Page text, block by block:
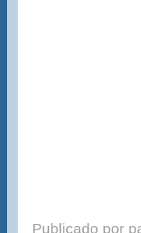
Publicado por